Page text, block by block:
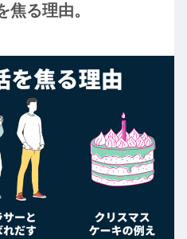
焦る理由。